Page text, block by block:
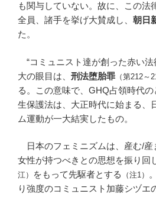
も関与していない。故に、この法
全員、諸手を挙げ大賛成し、 朝日
た。
“コミュニスト達が創った赤い法
大の眼目は、 刑法堕胎罪 （第212～
る。この意味で、GHQ占領時代
生保護法は、大正時代に始まる、
ム運動が一大結実したもの。
日本のフェミニズムは、産む/産
女性が持つべきとの思想を振り回
江）
をもって先駆者とする （注1）
り強度のコミュニスト加藤シヅエ